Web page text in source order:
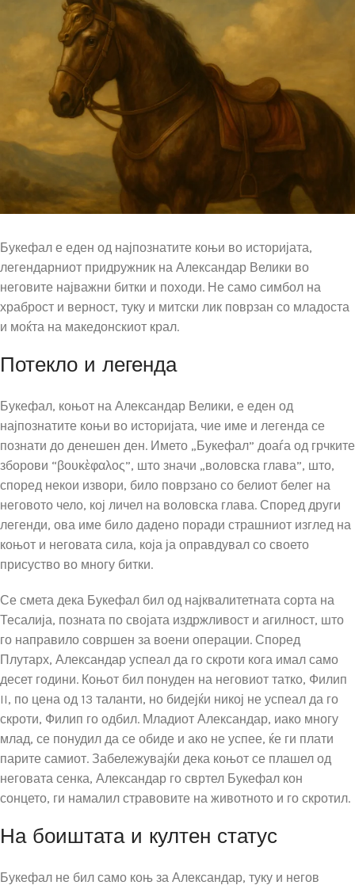
Букефал е еден од најпознатите коњи во историјата,
легендарниот придружник на Александар Велики во
неговите најважни битки и походи. Не само симбол на
храброст и верност, туку и митски лик поврзан со младоста
и моќта на македонскиот крал.
Потекло и легенда
Букефал, коњот на Александар Велики, е еден од
најпознатите коњи во историјата, чие име и легенда се
познати до денешен ден. Името „Букефал” доаѓа од грчките
зборови “βουκὲφαλος”, што значи „воловска глава”, што,
според некои извори, било поврзано со белиот белег на
неговото чело, кој личел на воловска глава. Според други
легенди, ова име било дадено поради страшниот изглед на
коњот и неговата сила, која ја оправдувал со своето
присуство во многу битки.
Се смета дека Букефал бил од најквалитетната сорта на
Тесалија, позната по својата издржливост и агилност, што
го направило совршен за воени операции. Според
Плутарх, Александар успеал да го скроти кога имал само
десет години. Коњот бил понуден на неговиот татко, Филип
II, по цена од 13 таланти, но бидејќи никој не успеал да го
скроти, Филип го одбил. Младиот Александар, иако многу
млад, се понудил да се обиде и ако не успее, ќе ги плати
парите самиот. Забележувајќи дека коњот се плашел од
неговата сенка, Александар го свртел Букефал кон
сонцето, ги намалил стравовите на животното и го скротил.
На боиштата и култен статус
Букефал не бил само коњ за Александар, туку и негов